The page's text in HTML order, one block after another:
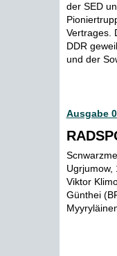
der SED
Vertrages.
DDR
und der
Ausgabe
Ugrjumow,
Viktor
Günthei